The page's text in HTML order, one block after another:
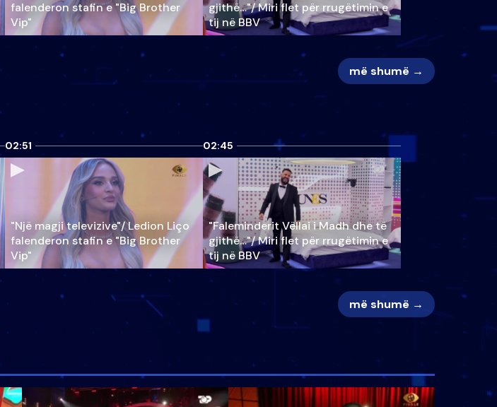
falenderon stafin e "Big Brother
Vip"
gjithë…"/ Miri flet për rrugëtimin e
tij në BBV
më shumë →
02:51
"Një magji televizive"/ Ledion Liço
falenderon stafin e "Big Brother
Vip"
02:45
"Faleminderit Vëllai i Madh dhe të
gjithë…"/ Miri flet për rrugëtimin e
tij në BBV
më shumë →